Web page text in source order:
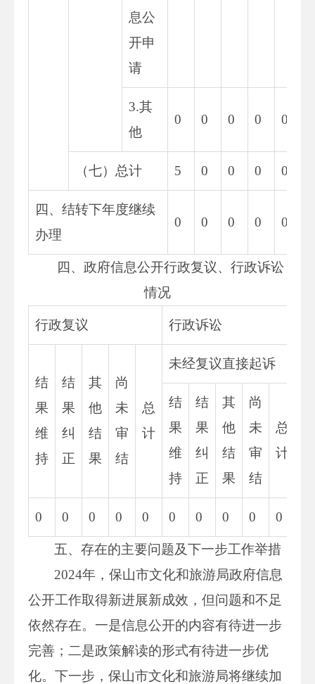
息公
开申
请
3.其
他
0 0 0 0 0
（七）总计 5 0 0 0 0
四、结转下年度继续
办理
0 0 0 0 0
四、政府信息公开行政复议、行政诉讼
情况
行政复议 行政诉讼
结
果
维
持
结
果
纠
正
其
他
结
果
尚
未
审
结
总
计
未经复议直接起诉
结
果
维
持
结
果
纠
正
其
他
结
果
尚
未
审
结
总
计
0 0 0 0 0 0 0 0 0 0
五、存在的主要问题及下一步工作举措
2024年，保山市文化和旅游局政府信息
公开工作取得新进展新成效，但问题和不足
依然存在。一是信息公开的内容有待进一步
完善；二是政策解读的形式有待进一步优
化。下一步，保山市文化和旅游局将继续加